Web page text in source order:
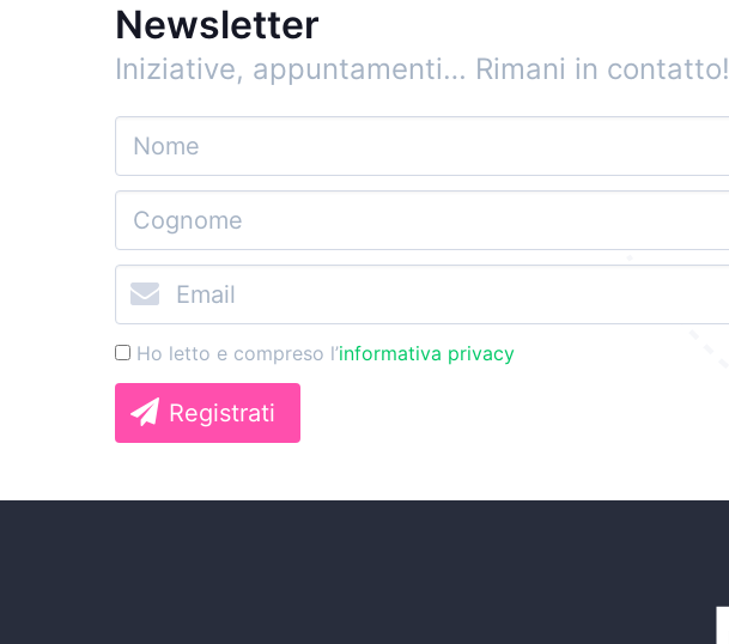
Newsletter
Iniziative, appuntamenti… Rimani in contatto!
Ho letto e compreso l’informativa privacy
Registrati